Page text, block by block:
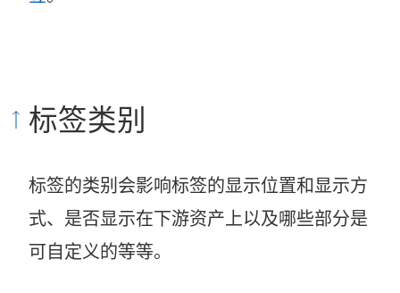
标签类别
标签的类别会影响标签的显示位置和显示方
式、是否显示在下游资产上以及哪些部分是
可自定义的等等。